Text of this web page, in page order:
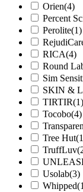
Orien(4)
Percent
Perolite(1)
RICA(4)
Round
Sim
SKIN &
TIRTIR(1)
Tocobo(4)
Tree Hut
TruffLuv
Usolab(3)
Whipped